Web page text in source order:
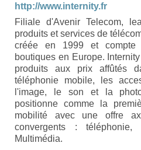
http://www.internity.fr
Filiale d'Avenir Telecom,
produits et services de
créée en 1999 et compte
boutiques en Europe.
produits aux prix affûtés
téléphonie mobile, les
l'image, le son et la
positionne comme la
mobilité avec une offre
convergents :
Multimédia.